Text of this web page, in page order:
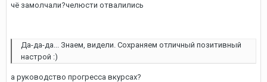
чё замолчали?челюсти отвалились
Да-да-да... Знаем, видели. Сохраняем отличный позитивный
настрой :)
а руководство прогресса вкурсах?